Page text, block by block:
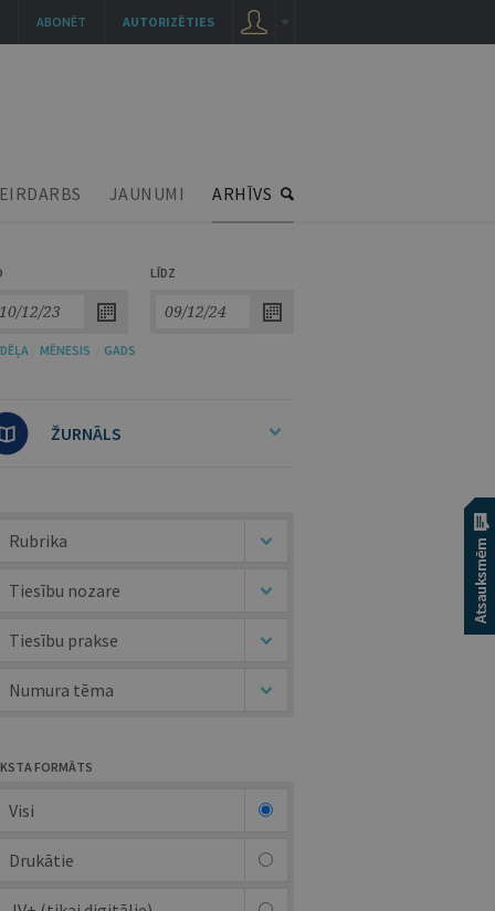
JAUNUMI ARHĪVS
LĪDZ
MĒNESIS GADS
ŽURNĀLS
Rubrika
Tiesību nozare
Tiesību prakse
Numura tēma
FORMĀTS
Visi
Drukātie
AUTORIZĒTIES
ABONĒT